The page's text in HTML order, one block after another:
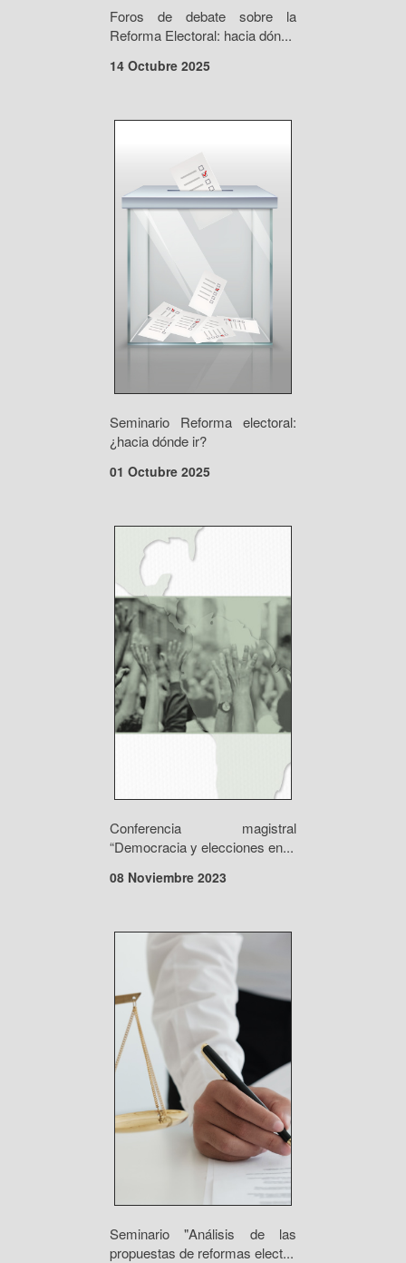
Foros de debate sobre la
Reforma Electoral: hacia dón...
14 Octubre 2025
Seminario Reforma electoral:
¿hacia dónde ir?
01 Octubre 2025
Conferencia magistral
“Democracia y elecciones en...
08 Noviembre 2023
Seminario "Análisis de las
propuestas de reformas elect...